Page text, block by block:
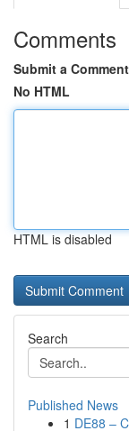
Comments
Submit a Comment
No HTML
HTML is disabled
Search
Published News
1 DE88 –